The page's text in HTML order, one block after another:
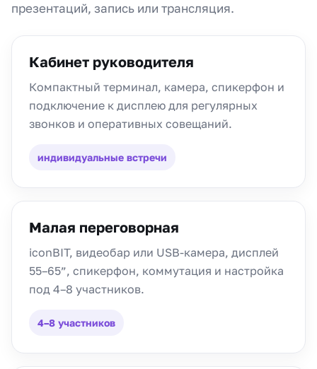
презентаций, запись или трансляция.
Кабинет руководителя
Компактный терминал, камера, спикерфон и
подключение к дисплею для регулярных
звонков и оперативных совещаний.
индивидуальные встречи
Малая переговорная
iconBIT, видеобар или USB-камера, дисплей
55–65”, спикерфон, коммутация и настройка
под 4–8 участников.
4–8 участников